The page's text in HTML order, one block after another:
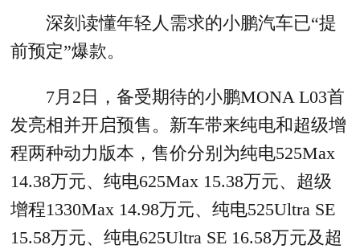
深刻读懂年轻人需求的小鹏汽车已“提
前预定”爆款。
7月2日，备受期待的小鹏MONA L03首
发亮相并开启预售。新车带来纯电和超级增
程两种动力版本，售价分别为纯电525Max
14.38万元、纯电625Max 15.38万元、超级
增程1330Max 14.98万元、纯电525Ultra SE
15.58万元、纯电625Ultra SE 16.58万元及超